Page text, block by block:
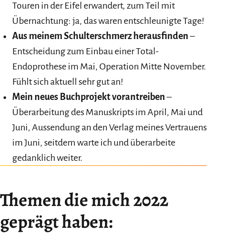
Touren in der Eifel erwandert, zum Teil mit
Übernachtung: ja, das waren entschleunigte Tage!
Aus meinem Schulterschmerz herausfinden–
Entscheidung zum Einbau einer Total-
Endoprothese im Mai, Operation Mitte November.
Fühlt sich aktuell sehr gut an!
Mein neues Buchprojekt vorantreiben–
Überarbeitung des Manuskripts im April, Mai und
Juni, Aussendung an den Verlag meines Vertrauens
im Juni, seitdem warte ich und überarbeite
gedanklich weiter.
Themen die mich 2022
geprägt haben: